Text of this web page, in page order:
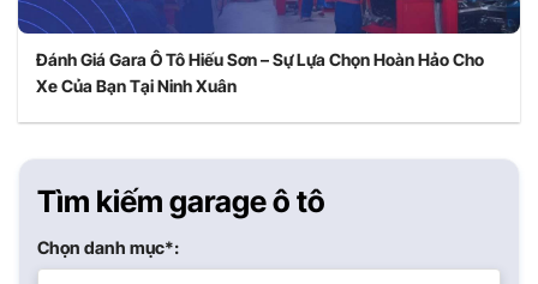
Đánh Giá Gara Ô Tô Hiếu Sơn – Sự Lựa Chọn Hoàn Hảo Cho
Xe Của Bạn Tại Ninh Xuân
Tìm kiếm garage ô tô
Chọn danh mục*: